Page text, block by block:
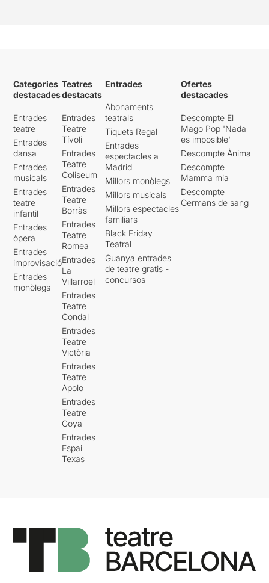
Categories
destacades
Entrades
teatre
Entrades
dansa
Entrades
musicals
Entrades
teatre
infantil
Entrades
òpera
Entrades
improvisació
Entrades
monòlegs
Teatres
destacats
Entrades
Teatre
Tívoli
Entrades
Teatre
Coliseum
Entrades
Teatre
Borràs
Entrades
Teatre
Romea
Entrades
La
Villarroel
Entrades
Teatre
Condal
Entrades
Teatre
Victòria
Entrades
Teatre
Apolo
Entrades
Teatre
Goya
Entrades
Espai
Texas
Entrades
Abonaments
teatrals
Tiquets Regal
Entrades
espectacles a
Madrid
Millors monòlegs
Millors musicals
Millors espectacles
familiars
Black Friday
Teatral
Guanya entrades
de teatre gratis -
concursos
Ofertes
destacades
Descompte El
Mago Pop 'Nada
es imposible'
Descompte Ànima
Descompte
Mamma mia
Descompte
Germans de sang